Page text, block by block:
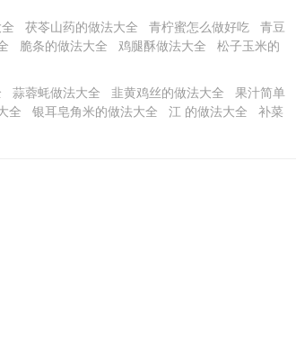
茯苓山药的做法大全 青柠蜜怎么做好吃
青豆
脆条的做法大全 鸡腿酥做法大全
松子玉米的
蒜蓉蚝做法大全 韭黄鸡丝的做法大全
果汁简单
全 银耳皂角米的做法大全 江 的做法大全
补菜